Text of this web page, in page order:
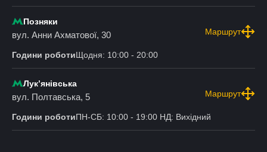
Позняки
вул. Анни Ахматової, 30 Маршрут
Години роботиЩодня: 10:00 - 20:00
Лукʼянівська
вул. Полтавська, 5 Маршрут
Години роботиПН-СБ: 10:00 - 19:00 НД: Вихідний